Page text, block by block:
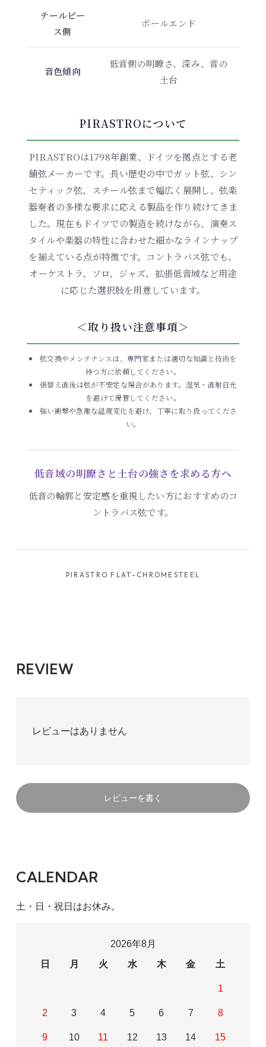
テールピー
ス側
ボールエンド
音色傾向
低音側の明瞭さ、深み、音の
土台
PIRASTROについて
PIRASTROは1798年創業、ドイツを拠点とする老
舗弦メーカーです。長い歴史の中でガット弦、シン
セティック弦、スチール弦まで幅広く展開し、弦楽
器奏者の多様な要求に応える製品を作り続けてきま
した。現在もドイツでの製造を続けながら、演奏ス
タイルや楽器の特性に合わせた細かなラインナップ
を揃えている点が特徴です。コントラバス弦でも、
オーケストラ、ソロ、ジャズ、拡張低音域など用途
に応じた選択肢を用意しています。
＜取り扱い注意事項＞
弦交換やメンテナンスは、専門家または適切な知識と技術を
持つ方に依頼してください。
張替え直後は弦が不安定な場合があります。湿気・直射日光
を避けて保管してください。
強い衝撃や急激な温度変化を避け、丁寧に取り扱ってくださ
い。
低音域の明瞭さと土台の強さを求める方へ
低音の輪郭と安定感を重視したい方におすすめのコ
ントラバス弦です。
PIRASTRO FLAT-CHROMESTEEL
REVIEW
レビューはありません
レビューを書く
CALENDAR
土・日・祝日はお休み。
2026年8月
日
月 火 水 木 金 土
1
2 3 4 5 6 7 8
9 10 11 12 13 14 15